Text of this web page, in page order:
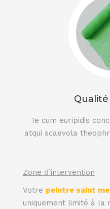
Te cum euripidis
atqui scaevola
Zone d’intervention
Votre peintre saint
uniquement limité à la